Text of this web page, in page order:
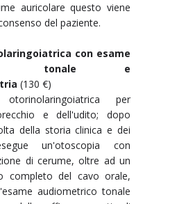
auricolare questo viene
del paziente.
con esame
tonale e
(130 €)
per
e dell'udito; dopo
della storia clinica e dei
un'otoscopia con
di cerume, oltre ad un
completo del cavo orale,
audiometrico tonale